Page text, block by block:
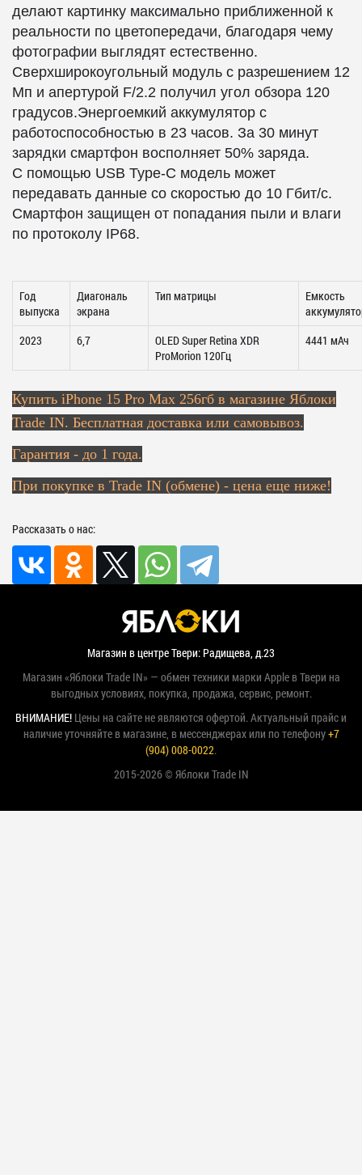
делают картинку максимально приближенной к
реальности по цветопередачи, благодаря чему
фотографии выглядят естественно.
Сверхширокоугольный модуль с разрешением 12
Мп и апертурой F/2.2 получил угол обзора 120
градусов.Энергоемкий аккумулятор с
работоспособностью в 23 часов. За 30 минут
зарядки смартфон восполняет 50% заряда.
С помощью USB Type-C модель может
передавать данные со скоростью до 10 Гбит/с.
Смартфон защищен от попадания пыли и влаги
по протоколу IP68.
Год
выпуска
Диагональ
экрана
Тип матрицы
Емкость
2023
6,7
OLED Super Retina XDR
ProMorion 120Гц
4441 мАч
Купить iPhone 15 Pro Max 256гб в магазине Яблоки
Trade IN. Бесплатная доставка или самовывоз.
Гарантия - до 1 года.
При покупке в Trade IN (обмене) - цена еще ниже!
Рассказать о нас:
Магазин в центре Твери: Радищева, д.23
Магазин «Яблоки Trade IN» — обмен техники марки Apple в Твери на
выгодных условиях, покупка, продажа, сервис, ремонт.
ВНИМАНИЕ! Цены на сайте не являются офертой. Актуальный прайс и
наличие уточняйте в магазине, в мессенджерах или по телефону+7
(904) 008-0022.
2015-2026 © Яблоки Trade IN